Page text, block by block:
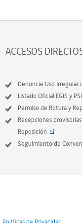
ACCESOS
Denuncie Uso irregular
Listado Oficial EGIS y
Permiso de Rotura y
Recepciones
Reposición
Seguimiento de